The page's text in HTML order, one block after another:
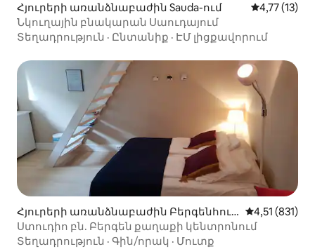
Հյուրերի առանձնաբաժին Sauda-ում Միջին
4,77 (13)
Նկուղային բնակարան Սաուդայում
Տեղադրություն · Ընտանիք · ԷՄ լիցքավորում
Հյուրերի առանձնաբաժին Բերգենհուս
-ում
Միջին
4,51 (831)
Ստուդիո բն. Բերգեն քաղաքի կենտրոնում
Տեղադրություն · Գին/որակ · Մուտք